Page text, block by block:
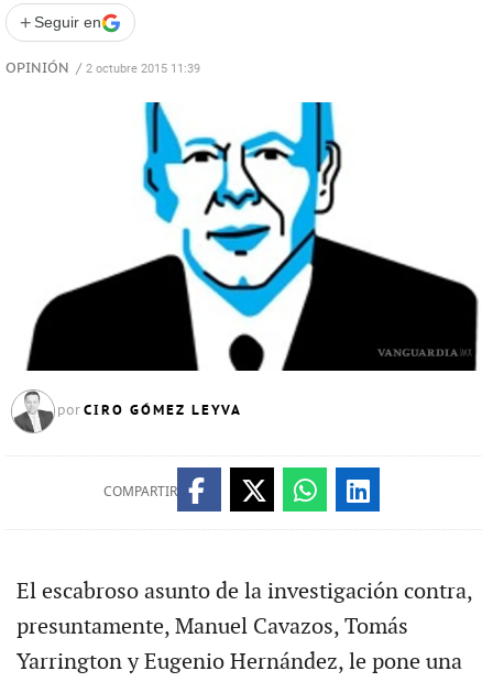
+ Seguir en
OPINIÓN / 2 octubre 2015 11:39
por CIRO GÓMEZ LEYVA
COMPARTIR
El escabroso asunto de la investigación contra,
presuntamente, Manuel Cavazos, Tomás
Yarrington y Eugenio Hernández, le pone una